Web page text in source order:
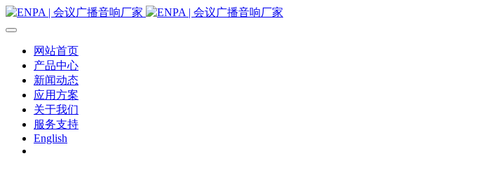
网站首页
产品中心
新闻动态
应用方案
关于我们
服务支持
English